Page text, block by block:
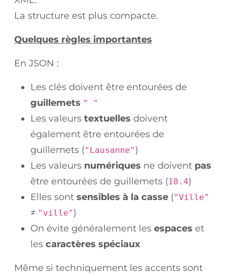
La structure est plus compacte.
Quelques règles importantes
En JSON :
Les clés doivent être entourées de
guillemets " "
Les valeurs textuelles doivent
également être entourées de
guillemets ("Lausanne" )
Les valeurs numériques ne doivent pas
être entourées de guillemets (18.4)
Elles sont sensibles à la casse ("Ville"
≠ "ville" )
On évite généralement les espaces et
les caractères spéciaux
Même si techniquement les accents sont